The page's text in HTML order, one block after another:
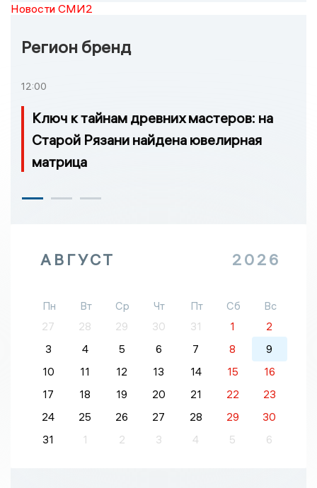
Новости СМИ2
Регион бренд
12:00
Ключ к тайнам древних мастеров: на
Старой Рязани найдена ювелирная
матрица
АВГУСТ 2026
Пн Вт Ср Чт Пт Сб
Вс
27
28 29 30 31 1
2
3
4 5 6 7 8
9
10
11 12 13 14 15
16
17
18 19 20 21 22
23
24
25 26 27 28 29
30
31
1 2 3 4 5 6